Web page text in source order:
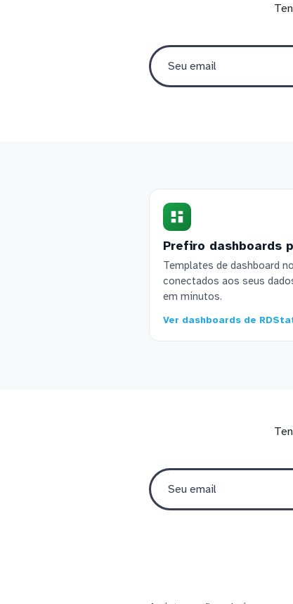
Prefiro dashboards
Templates de dashboard
conectados aos seus
em minutos.
Ver dashboards de